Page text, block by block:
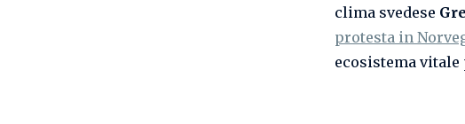
clima svedese
protesta in
ecosistema vitale